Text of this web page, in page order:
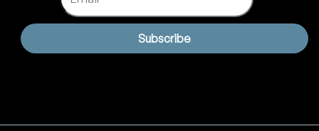
Subscribe